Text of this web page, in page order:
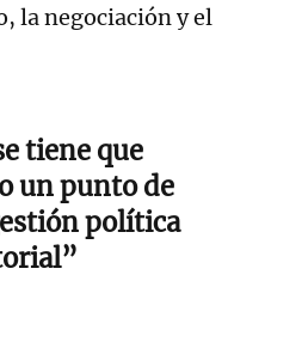
la negociación y el
tiene que
un punto de
política